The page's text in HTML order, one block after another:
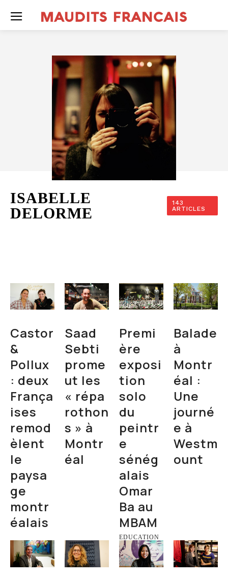
ISABELLE
DELORME
143
ARTICLES
Castor
&
Pollux
: deux
França
ises
remod
èlent
le
paysa
ge
montr
éalais
Saad
Sebti
prome
ut les
« répa
rothon
s » à
Montr
éal
Premi
ère
exposi
tion
solo
du
peintr
e
sénég
alais
Omar
Ba au
MBAM
EDUCATION
Balade
à
Montr
éal :
Une
journé
e à
Westm
ount